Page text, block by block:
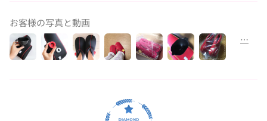
お客様の写真と動画